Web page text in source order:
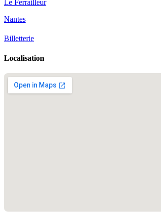
Le Ferrailleur
Nantes
Billetterie
Localisation